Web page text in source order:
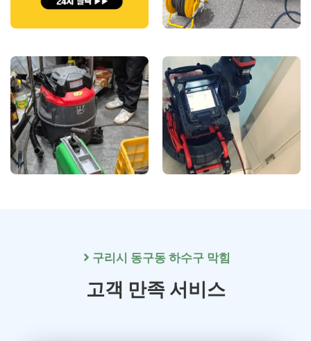
구리시 동구동 하수구 막힘
고객 만족 서비스